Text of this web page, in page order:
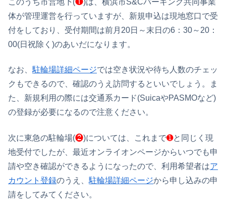
このうち市営地下(❶)は、横浜市S&Cパーキング共同事業
体が管理運営を行っていますが、新規申込は現地窓口で受
付をしており、受付期間は前月20日～末日の6：30～20：
00(日祝除く)のあいだになります。
なお、 駐輪場詳細ページでは空き状況や待ち人数のチェッ
クもできるので、確認のうえ訪問するといいでしょう。ま
た、新規利用の際には交通系カード(SuicaやPASMOなど)
の登録が必要になるので注意ください。
次に東急の駐輪場(❷)については、これまで➊と同じく現
地受付でしたが、最近オンライオンページからいつでも申
請や空き確認ができるようになったので、利用希望者はア
カウント登録のうえ、 駐輪場詳細ページから申し込みの申
請をしてみてください。